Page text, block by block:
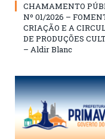
CHAMAMENTO
Nº 01/2026 –
CRIAÇÃO E A
DE PRODUÇÕES
– Aldir Blanc